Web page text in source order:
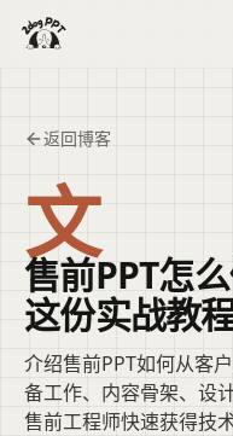
返回博客
文
售前PPT怎
这份实战教
介绍售前PPT如何从客
备工作、内容骨架、设
售前工程师快速获得技